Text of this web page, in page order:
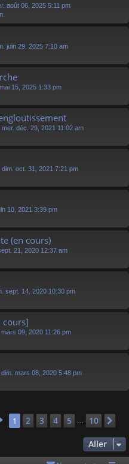
août 06, 2025 5:11 pm
juin 29, 2025 7:10 am
15, 2025 1:33 pm
mer. déc. 29, 2021 11:02 am
dim. oct. 31, 2021 7:21 pm
10, 2021 3:39 pm
(en cours)
21, 2020 12:37 am
sept. 14, 2020 10:30 pm
cours]
mars 09, 2020 11:26 pm
dim. mars 08, 2020 5:48 pm
Page 1sur 10
1 2 3 4 5 10
Aller